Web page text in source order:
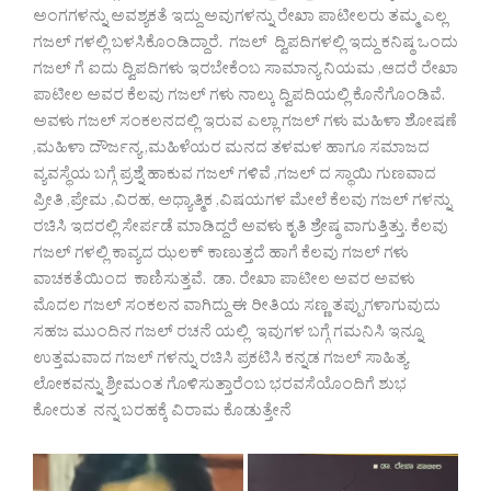
ಅಂಗಗಳನ್ನು ಅವಶ್ಯಕತೆ ಇದ್ದು ಅವುಗಳನ್ನು ರೇಖಾ ಪಾಟೀಲರು ತಮ್ಮ ಎಲ್ಲ
ಗಜಲ್ ಗಳಲ್ಲಿ ಬಳಸಿಕೊಂಡಿದ್ದಾರೆ. ಗಜಲ್ ದ್ವಿಪದಿಗಳಲ್ಲಿ ಇದ್ದು ಕನಿಷ್ಠ ಒಂದು
ಗಜಲ್ ಗೆ ಐದು ದ್ವಿಪದಿಗಳು ಇರಬೇಕೆಂಬ ಸಾಮಾನ್ಯ ನಿಯಮ ,ಆದರೆ ರೇಖಾ
ಪಾಟೀಲ ಅವರ ಕೆಲವು ಗಜಲ್ ಗಳು ನಾಲ್ಕು ದ್ವಿಪದಿಯಲ್ಲಿ ಕೊನೆಗೊಂಡಿವೆ.
ಅವಳು ಗಜಲ್ ಸಂಕಲನದಲ್ಲಿ ಇರುವ ಎಲ್ಲಾ ಗಜಲ್ ಗಳು ಮಹಿಳಾ ಶೋಷಣೆ
,ಮಹಿಳಾ ದೌರ್ಜನ್ಯ ,ಮಹಿಳೆಯರ ಮನದ ತಳಮಳ ಹಾಗೂ ಸಮಾಜದ
ವ್ಯವಸ್ಥೆಯ ಬಗ್ಗೆ ಪ್ರಶ್ನೆ ಹಾಕುವ ಗಜಲ್ ಗಳಿವೆ ,ಗಜಲ್ ದ ಸ್ಥಾಯಿ ಗುಣವಾದ
ಪ್ರೀತಿ ,ಪ್ರೇಮ ,ವಿರಹ, ಅಧ್ಯಾತ್ಮಿಕ ,ವಿಷಯಗಳ ಮೇಲೆ ಕೆಲವು ಗಜಲ್ ಗಳನ್ನು
ರಚಿಸಿ ಇದರಲ್ಲಿ ಸೇರ್ಪಡೆ ಮಾಡಿದ್ದರೆ ಅವಳು ಕೃತಿ ಶ್ರೇಷ್ಠ ವಾಗುತ್ತಿತ್ತು. ಕೆಲವು
ಗಜಲ್ ಗಳಲ್ಲಿ ಕಾವ್ಯದ ಝಲಕ್ ಕಾಣುತ್ತದೆ ಹಾಗೆ ಕೆಲವು ಗಜಲ್ ಗಳು
ವಾಚಕತೆಯಿಂದ ಕಾಣಿಸುತ್ತವೆ. ಡಾ. ರೇಖಾ ಪಾಟೀಲ ಅವರ ಅವಳು
ಮೊದಲ ಗಜಲ್ ಸಂಕಲನ ವಾಗಿದ್ದು ಈ ರೀತಿಯ ಸಣ್ಣ ತಪ್ಪುಗಳಾಗುವುದು
ಸಹಜ ಮುಂದಿನ ಗಜಲ್ ರಚನೆ ಯಲ್ಲಿ ಇವುಗಳ ಬಗ್ಗೆ ಗಮನಿಸಿ ಇನ್ನೂ
ಉತ್ತಮವಾದ ಗಜಲ್ ಗಳನ್ನು ರಚಿಸಿ ಪ್ರಕಟಿಸಿ ಕನ್ನಡ ಗಜಲ್ ಸಾಹಿತ್ಯ
ಲೋಕವನ್ನು ಶ್ರೀಮಂತ ಗೊಳಿಸುತ್ತಾರೆಂಬ ಭರವಸೆಯೊಂದಿಗೆ ಶುಭ
ಕೋರುತ ನನ್ನ ಬರಹಕ್ಕೆ ವಿರಾಮ ಕೊಡುತ್ತೇನೆ